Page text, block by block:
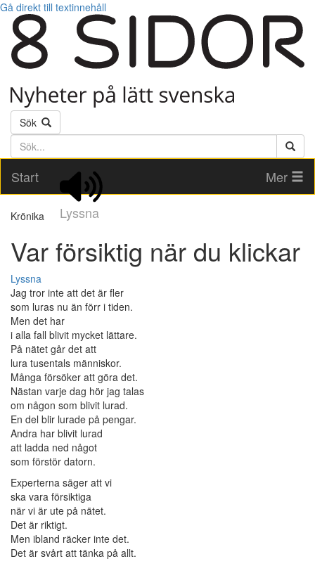
Gå direkt till textinnehåll
Sök
Söktext
Start
Lyssna
Mer
Krönika
Var försiktig när du klickar
Lyssna
Jag tror inte att det är fler
som luras nu än förr i tiden.
Men det har
i alla fall blivit mycket lättare.
På nätet går det att
lura tusentals människor.
Många försöker att göra det.
Nästan varje dag hör jag talas
om någon som blivit lurad.
En del blir lurade på pengar.
Andra har blivit lurad
att ladda ned något
som förstör datorn.
Experterna säger att vi
ska vara försiktiga
när vi är ute på nätet.
Det är riktigt.
Men ibland räcker inte det.
Det är svårt att tänka på allt.